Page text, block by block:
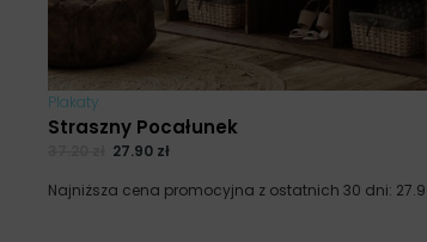
Plakaty
Straszny Pocałunek
27.90 zł
Najniższa cena promocyjna z ostatnich 30 dni: